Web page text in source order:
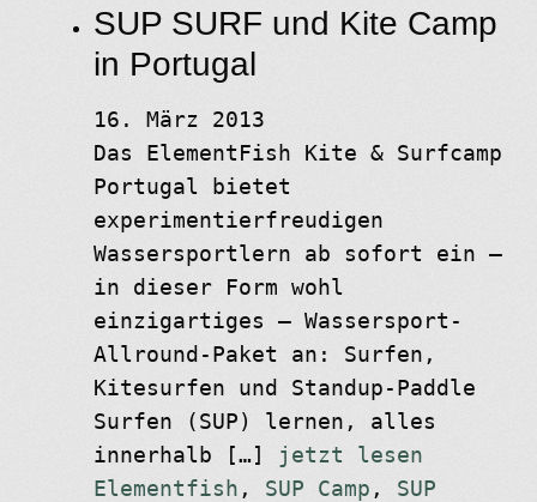
SUP SURF und Kite Camp
in Portugal
16. März 2013
Das ElementFish Kite & Surfcamp
Portugal bietet
experimentierfreudigen
Wassersportlern ab sofort ein –
in dieser Form wohl
einzigartiges – Wassersport-
Allround-Paket an: Surfen,
Kitesurfen und Standup-Paddle
Surfen (SUP) lernen, alles
innerhalb […]
jetzt lesen
Elementfish , SUP Camp , SUP